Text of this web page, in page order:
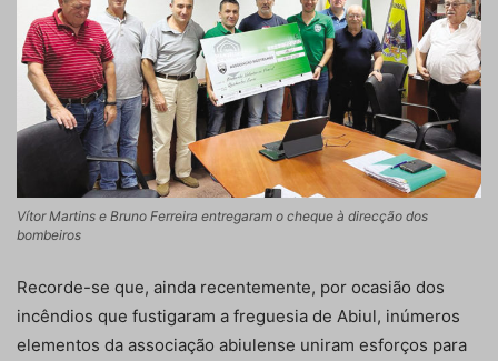
Vítor Martins e Bruno Ferreira entregaram o cheque à direcção dos
bombeiros
Recorde-se que, ainda recentemente, por ocasião dos
incêndios que fustigaram a freguesia de Abiul, inúmeros
elementos da associação abiulense uniram esforços para